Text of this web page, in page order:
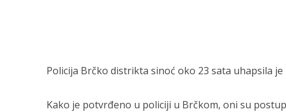
Policija Brčko distrikta sinoć oko 23 sata uhapsila
Kako je potvrđeno u policiji u Brčkom, oni su